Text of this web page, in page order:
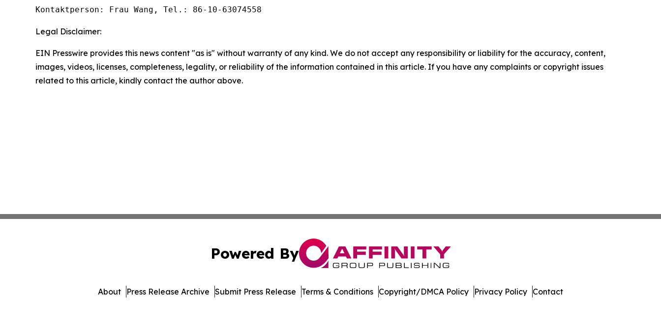
Kontaktperson: Frau Wang, Tel.: 86-10-63074558
Legal Disclaimer:
EIN Presswire provides this news content "as is" without warranty of any kind. We do not accept any responsibility or liability for the accuracy, content,
images, videos, licenses, completeness, legality, or reliability of the information contained in this article. If you have any complaints or copyright issues
related to this article, kindly contact the author above.
Powered By
About Press Release Archive Submit Press Release Terms & Conditions Copyright/DMCA Policy Privacy Policy Contact